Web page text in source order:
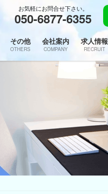
お気軽にお問合せ下さい。
050-6877-6355
その他
OTHERS
会社案内
COMPANY
求人情報
RECRUIT